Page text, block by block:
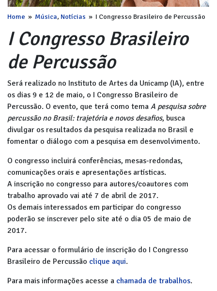
Home » Música, Notícias » I Congresso Brasileiro de Percussão
I Congresso Brasileiro
de Percussão
Será realizado no Instituto de Artes da Unicamp (IA), entre
os dias 9 e 12 de maio, o I Congresso Brasileiro de
Percussão. O evento, que terá como tema A pesquisa sobre
percussão no Brasil: trajetória e novos desafios, busca
divulgar os resultados da pesquisa realizada no Brasil e
fomentar o diálogo com a pesquisa em desenvolvimento.
O congresso incluirá conferências, mesas-redondas,
comunicações orais e apresentações artísticas.
A inscrição no congresso para autores/coautores com
trabalho aprovado vai até 7 de abril de 2017.
Os demais interessados em participar do congresso
poderão se inscrever pelo site até o dia 05 de maio de
2017.
Para acessar o formulário de inscrição do I Congresso
Brasileiro de Percussão clique aqui.
Para mais informações acesse a chamada de trabalhos.